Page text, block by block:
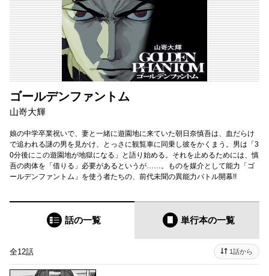
ゴールデンファントム
山嵜大輝
娘の中学卒業祝いで、妻と一緒に遊園地に来ていた朝日奈慎吾は、血だらけ
で追われる謎の男を見かけ、とっさに観覧車に同乗し彼をかくまう。男は「3
0分後にこの遊園地が地獄になる」と語り始める。それを止めるためには、慎
吾の肉体を「借りる」必要があるというが……。ものを媒介として能力「ゴ
ールデンファントム」を使う者たちの、前代未聞の異能力バトル開幕!!
話の一覧 単行本の一覧
全12話 1話から